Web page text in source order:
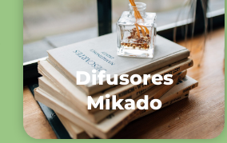
Difusores
Mikado